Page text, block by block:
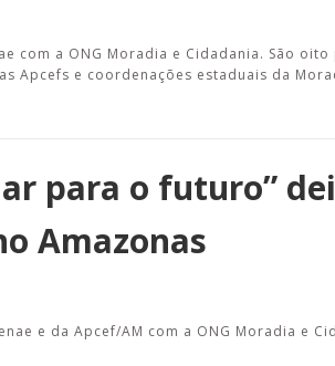
com a ONG Moradia e Cidadania. São
Apcefs e coordenações estaduais da
para o futuro”
Amazonas
e da Apcef/AM com a ONG Moradia e